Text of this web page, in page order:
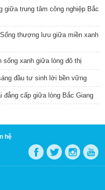
giữa trung tâm công nghiệp Bắc
thượng lưu giữa miền xanh
sống xanh giữa lòng đô thị
đầu tư sinh lời bền vững
đẳng cấp giữa lòng Bắc Giang
hệ